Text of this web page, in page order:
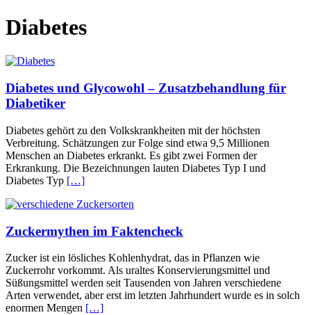
Diabetes
Diabetes und Glycowohl – Zusatzbehandlung für
Diabetiker
Diabetes gehört zu den Volkskrankheiten mit der höchsten
Verbreitung. Schätzungen zur Folge sind etwa 9,5 Millionen
Menschen an Diabetes erkrankt. Es gibt zwei Formen der
Erkrankung. Die Bezeichnungen lauten Diabetes Typ I und
Diabetes Typ […]
Zuckermythen im Faktencheck
Zucker ist ein lösliches Kohlenhydrat, das in Pflanzen wie
Zuckerrohr vorkommt. Als uraltes Konservierungsmittel und
Süßungsmittel werden seit Tausenden von Jahren verschiedene
Arten verwendet, aber erst im letzten Jahrhundert wurde es in solch
enormen Mengen […]